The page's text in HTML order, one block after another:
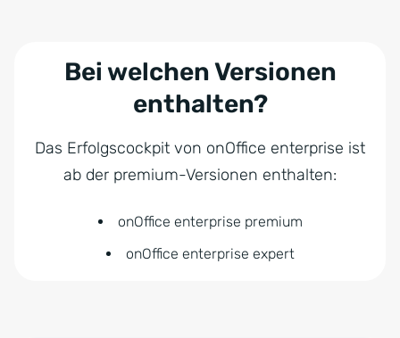
Bei welchen Versionen
enthalten?
Das Erfolgscockpit von onOffice enterprise ist
ab der premium-Versionen enthalten:
onOffice enterprise premium
onOffice enterprise expert